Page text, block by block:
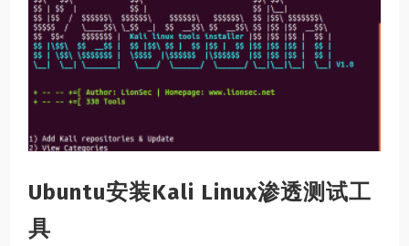
Ubuntu安装Kali Linux渗透测试工
具